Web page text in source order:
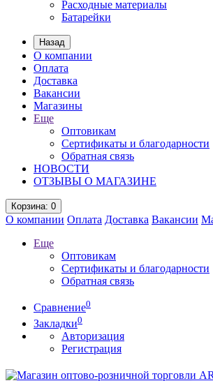
Расходные материалы
Батарейки
Назад
О компании
Оплата
Доставка
Вакансии
Магазины
Еще
Оптовикам
Сертификаты и благодарности
Обратная связь
НОВОСТИ
ОТЗЫВЫ О МАГАЗИНЕ
Корзина: 0
О компании Оплата Доставка Вакансии
Еще
Оптовикам
Сертификаты и благодарности
Обратная связь
Сравнение0
Закладки0
Авторизация
Регистрация